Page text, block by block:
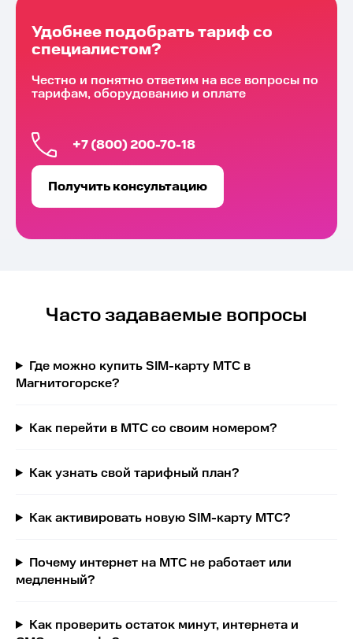
Удобнее подобрать тариф со
специалистом?
Честно и понятно ответим на все вопросы по
тарифам, оборудованию и оплате
+7 (800) 200-70-18
Получить консультацию
Часто задаваемые вопросы
Где можно купить SIM-карту МТС в
Магнитогорске?
Как перейти в МТС со своим номером?
Как узнать свой тарифный план?
Как активировать новую SIM-карту МТС?
Почему интернет на МТС не работает или
медленный?
Как проверить остаток минут, интернета и